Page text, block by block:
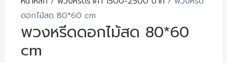
ดอกไม้สด 80*60 cm
พวงหรีดดอกไม้สด 80*60
cm